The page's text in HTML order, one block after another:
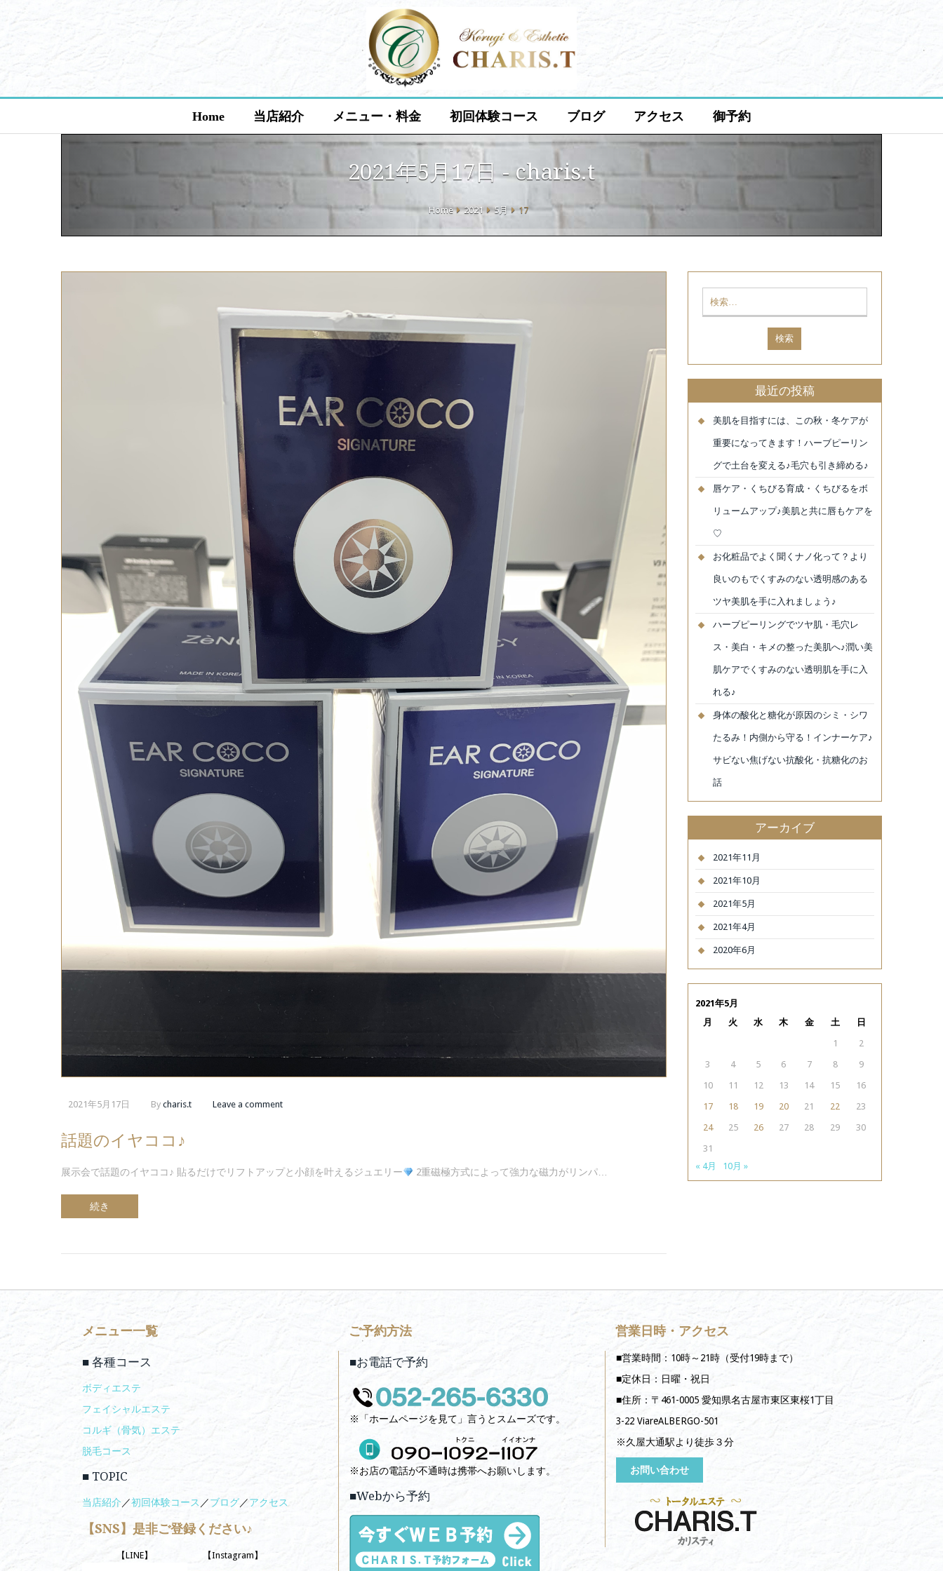
Home 当店紹介 メニュー・料金 初回体験コース ブログ アクセス 御予約
2021年5月17日 - charis.t
Home 2021 5月 17
2021年5月17日 By charis.t Leave a comment
話題のイヤココ♪
展示会で話題のイヤココ♪ 貼るだけでリフトアップと小顔を叶えるジュエリー 2重磁極方式によって強力な磁力がリンパ…
続き
最近の投稿
美肌を目指すには、この秋・冬ケアが
重要になってきます！ハーブピーリン
グで土台を変える♪毛穴も引き締める♪
唇ケア・くちびる育成・くちびるをボ
リュームアップ♪美肌と共に唇もケアを
♡
お化粧品でよく聞くナノ化って？より
良いのもでくすみのない透明感のある
ツヤ美肌を手に入れましょう♪
ハーブピーリングでツヤ肌・毛穴レ
ス・美白・キメの整った美肌へ♪潤い美
肌ケアでくすみのない透明肌を手に入
れる♪
身体の酸化と糖化が原因のシミ・シワ
たるみ！内側から守る！インナーケア♪
サビない焦げない抗酸化・抗糖化のお
話
アーカイブ
2021年11月
2021年10月
2021年5月
2021年4月
2020年6月
2021年5月
月
火 水 木 金 土
日
1
2
3
4 5 6 7 8
9
10
11 12 13 14 15
16
17
18 19 20 21 22
23
24
25 26 27 28 29
30
31
« 4月
10月 »
メニュー一覧
■ 各種コース
ボディエステ
フェイシャルエステ
コルギ（骨気）エステ
脱毛コース
■ TOPIC
当店紹介／初回体験コース ／ブログ／アクセス
【SNS】是非ご登録ください♪
【LINE】 【Instagram】
ご予約方法
■お電話で予約
※「ホームページを見て」言うとスムーズです。
※お店の電話が不通時は携帯へお願いします。
■Webから予約
営業日時・アクセス
■営業時間：10時～21時（受付19時まで）
■定休日：日曜・祝日
■住所：〒461-0005 愛知県名古屋市東区東桜1丁目
3-22 ViareALBERGO-501
※久屋大通駅より徒歩３分
お問い合わせ